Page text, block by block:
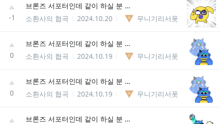
-1
브론즈 서포터인데 같이 하실 분 정글 탑 미드 환영!!
소환사의 협곡
2024.10.20 무니기리서폿
0
브론즈 서포터인데 같이 하실 분 정글 탑 미드 환영!!
소환사의 협곡
2024.10.19 무니기리서폿
0
브론즈 서포터인데 같이 하실 분 정글 탑 미드 환영!!
소환사의 협곡
2024.10.19 무니기리서폿
브론즈 서포터인데 같이 하실 분 정글 탑 미드 환영!!